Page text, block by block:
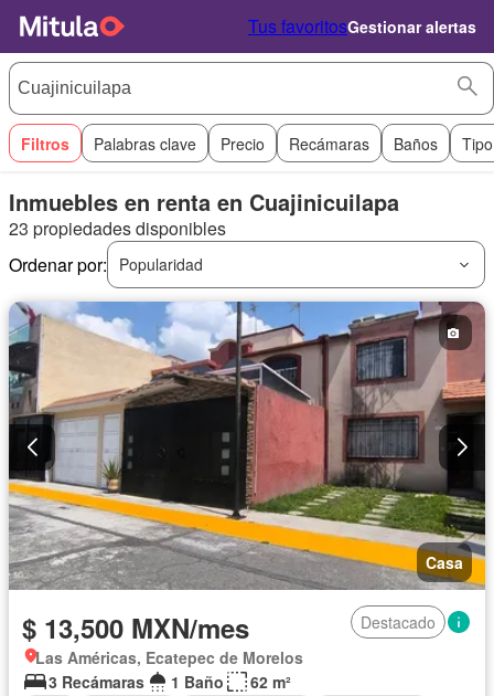
Tus favoritosGestionar alertas
Filtros Palabras clave Precio Recámaras Baños
Inmuebles en renta en Cuajinicuilapa
23 propiedades disponibles
Ordenar por:
Popularidad
Casa
$ 13,500 MXN/mes
Destacado
Las Américas, Ecatepec de Morelos
3 Recámaras
1 Baño
62 m²